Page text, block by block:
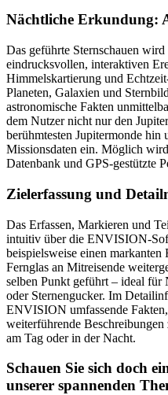
Nächtliche Erkundung:
Das geführte Sternschauen
eindrucksvollen, interaktiven
Himmelskartierung und
Planeten, Galaxien und
astronomische Fakten
dem Nutzer nicht nur den
berühmtesten Jupitermonde hin
Missionsdaten ein. Möglich
Datenbank und GPS-gestützte
Zielerfassung und
Das Erfassen, Markieren und
intuitiv über die ENVISION-
beispielsweise einen
Fernglas an Mitreisende
selben Punkt geführt – ideal für
oder Sternengucker. Im
ENVISION umfassende
weiterführende
am Tag oder in der Nacht.
Schauen Sie sich doch
unserer spannenden